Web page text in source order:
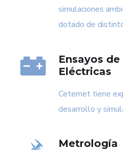
simulaciones
dotado de
Ensayos
Eléctricas
Cetemet tiene
desarrollo y
Metrología